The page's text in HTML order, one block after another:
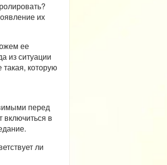
их
ее
из ситуации
которую
перед
включиться в
ли